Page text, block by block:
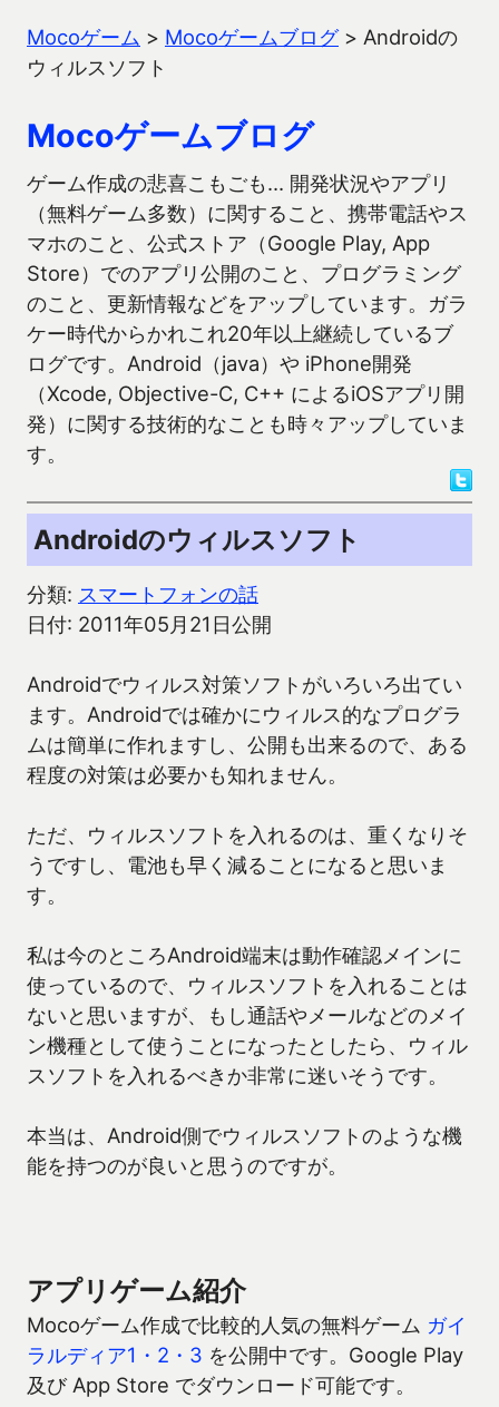
Mocoゲーム > Mocoゲームブログ> Androidの
ウィルスソフト
Mocoゲームブログ
ゲーム作成の悲喜こもごも… 開発状況やアプリ
（無料ゲーム多数）に関すること、携帯電話やス
マホのこと、公式ストア（Google Play, App
Store）でのアプリ公開のこと、プログラミング
のこと、更新情報などをアップしています。ガラ
ケー時代からかれこれ20年以上継続しているブ
ログです。Android（java）や iPhone開発
（Xcode, Objective-C, C++ によるiOSアプリ開
発）に関する技術的なことも時々アップしていま
す。
Androidのウィルスソフト
分類: スマートフォンの話
日付: 2011年05月21日公開
Androidでウィルス対策ソフトがいろいろ出てい
ます。Androidでは確かにウィルス的なプログラ
ムは簡単に作れますし、公開も出来るので、ある
程度の対策は必要かも知れません。
ただ、ウィルスソフトを入れるのは、重くなりそ
うですし、電池も早く減ることになると思いま
す。
私は今のところAndroid端末は動作確認メインに
使っているので、ウィルスソフトを入れることは
ないと思いますが、もし通話やメールなどのメイ
ン機種として使うことになったとしたら、ウィル
スソフトを入れるべきか非常に迷いそうです。
本当は、Android側でウィルスソフトのような機
能を持つのが良いと思うのですが。
アプリゲーム紹介
Mocoゲーム作成で比較的人気の無料ゲーム ガイ
ラルディア1・2・3 を公開中です。Google Play
及び App Store でダウンロード可能です。